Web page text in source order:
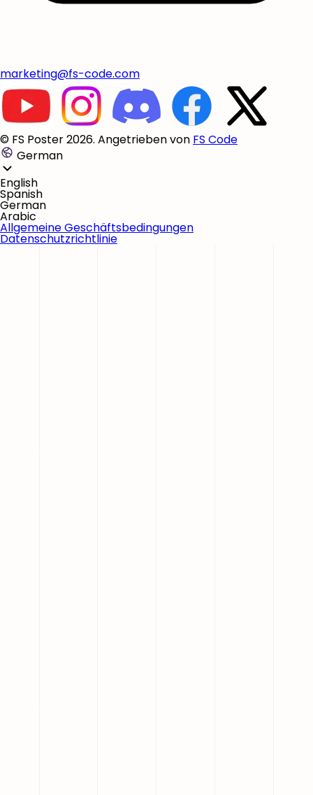
marketing@fs-code.com
© FS Poster 2026. Angetrieben von FS Code
German
English
Spanish
German
Arabic
Allgemeine Geschäftsbedingungen
Datenschutzrichtlinie